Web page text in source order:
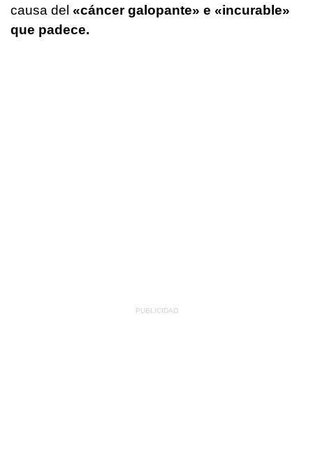
causa del «cáncer galopante» e «incurable»
que padece.